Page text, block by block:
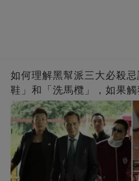
如何理解黑幫派三大必殺
鞋」和「洗馬欖」，如果